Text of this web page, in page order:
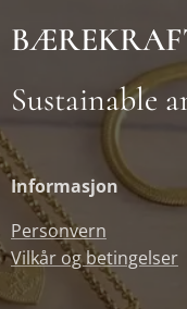
Sustainable
Informasjon
Personvern
Vilkår og betingelser